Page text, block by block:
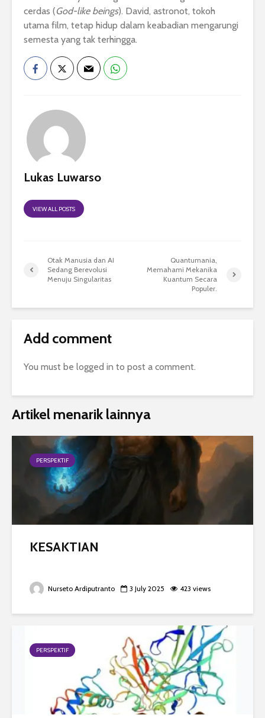
cerdas (God-like beings). David, astronot, tokoh
utama film, tetap hidup dalam keabadian mengarungi
semesta yang tak terhingga.
Lukas Luwarso
VIEW ALL POSTS
Otak Manusia dan AI
Sedang Berevolusi
Menuju Singularitas
Quantumania,
Memahami Mekanika
Kuantum Secara
Populer.
Add comment
You must be logged in to post a comment.
Artikel menarik lainnya
PERSPEKTIF
KESAKTIAN
Nurseto Ardiputranto 3 July 2025 423 views
PERSPEKTIF